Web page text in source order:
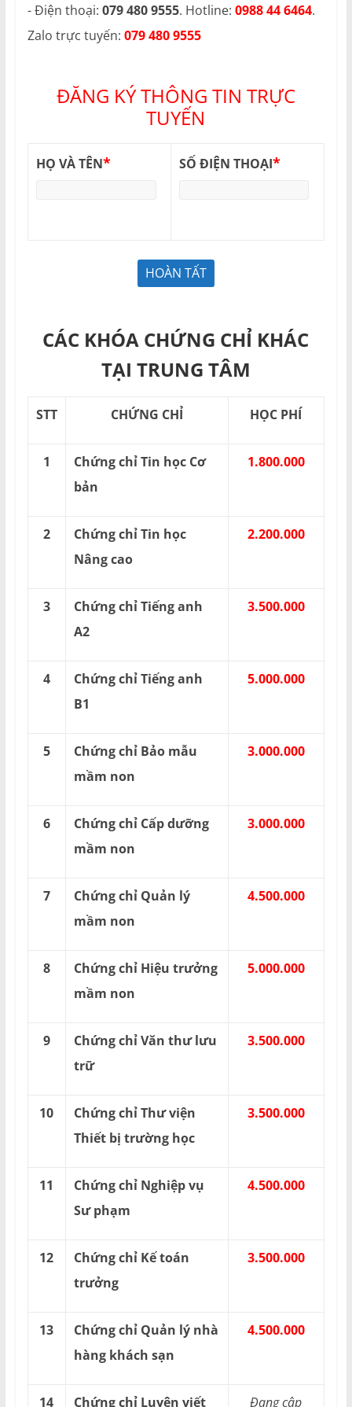
- Điện thoại: 079 480 9555. Hotline: 0988 44 6464.
Zalo trực tuyến: 079 480 9555
ĐĂNG KÝ THÔNG TIN TRỰC
TUYẾN
HỌ VÀ TÊN* SỐ ĐIỆN THOẠI*
CÁC KHÓA CHỨNG CHỈ KHÁC
TẠI TRUNG TÂM
STT CHỨNG CHỈ HỌC PHÍ
1
Chứng chỉ Tin học Cơ
bản
1.800.000
2
Chứng chỉ Tin học
Nâng cao
2.200.000
3
Chứng chỉ Tiếng anh
A2
3.500.000
4
Chứng chỉ Tiếng anh
B1
5.000.000
5
Chứng chỉ Bảo mẫu
mầm non
3.000.000
6
Chứng chỉ Cấp dưỡng
mầm non
3.000.000
7
Chứng chỉ Quản lý
mầm non
4.500.000
8
Chứng chỉ Hiệu trưởng
mầm non
5.000.000
9
Chứng chỉ Văn thư lưu
trữ
3.500.000
10
Chứng chỉ Thư viện
Thiết bị trường học
3.500.000
11
Chứng chỉ Nghiệp vụ
Sư phạm
4.500.000
12
Chứng chỉ Kế toán
trưởng
3.500.000
13
Chứng chỉ Quản lý nhà
hàng khách sạn
4.500.000
14
Chứng chỉ Luyện viết
Đang cập